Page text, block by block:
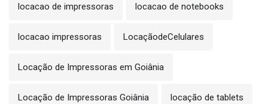
locacao de impressoras locacao de notebooks
locacao impressoras LocaçãodeCelulares
Locação de Impressoras em Goiânia
Locação de Impressoras Goiânia locação de tablets